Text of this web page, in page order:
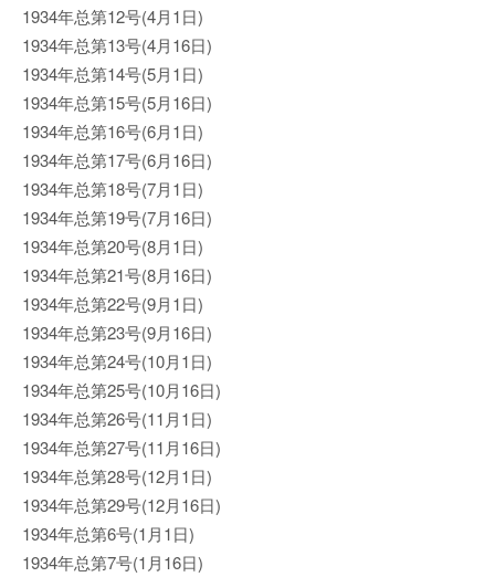
1934年总第12号(4月1日)
1934年总第13号(4月16日)
1934年总第14号(5月1日)
1934年总第15号(5月16日)
1934年总第16号(6月1日)
1934年总第17号(6月16日)
1934年总第18号(7月1日)
1934年总第19号(7月16日)
1934年总第20号(8月1日)
1934年总第21号(8月16日)
1934年总第22号(9月1日)
1934年总第23号(9月16日)
1934年总第24号(10月1日)
1934年总第25号(10月16日)
1934年总第26号(11月1日)
1934年总第27号(11月16日)
1934年总第28号(12月1日)
1934年总第29号(12月16日)
1934年总第6号(1月1日)
1934年总第7号(1月16日)